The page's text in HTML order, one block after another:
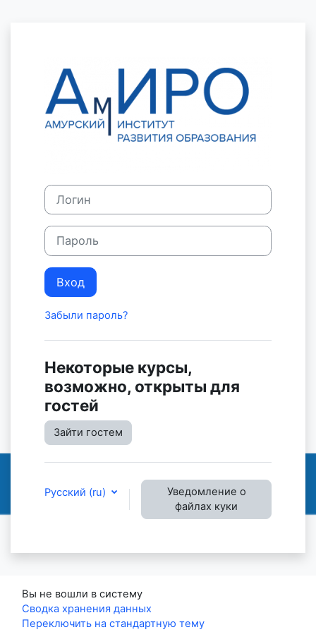
Зайти на
Логин
Пароль
Вход
Забыли пароль?
Некоторые курсы,
возможно, открыты для
гостей
Зайти гостем
Русский ‎(ru)‎
Уведомление о
файлах куки
Вы не вошли в систему
Сводка хранения данных
Переключить на стандартную тему